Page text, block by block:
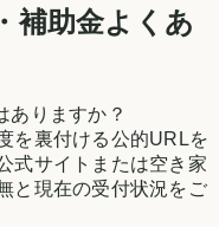
補助金よくあ
ありますか？
を裏付ける公的URLを
式サイトまたは空き家
と現在の受付状況をご